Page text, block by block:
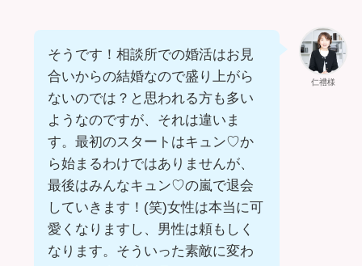
仁禮様
そうです！相談所での婚活はお見
合いからの結婚なので盛り上がら
ないのでは？と思われる方も多い
ようなのですが、それは違いま
す。最初のスタートはキュン♡か
ら始まるわけではありませんが、
最後はみんなキュン♡の嵐で退会
していきます！(笑)女性は本当に可
愛くなりますし、男性は頼もしく
なります。そういった素敵に変わ